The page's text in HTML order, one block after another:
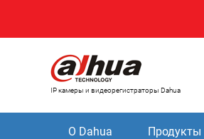
IP камеры и видеорегистраторы Dahua
О Dahua Продукты